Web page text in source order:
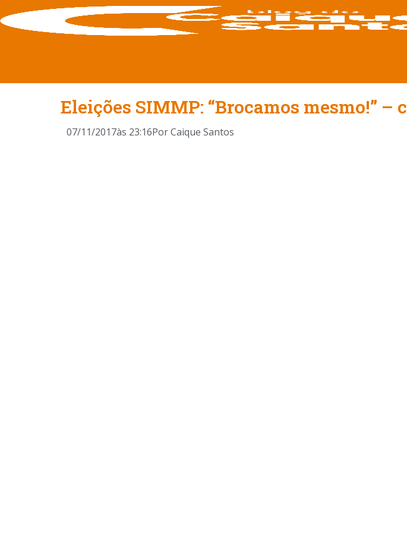
Eleições SIMMP: “Brocamos mesmo!”
07/11/2017às 23:16PorCaique Santos